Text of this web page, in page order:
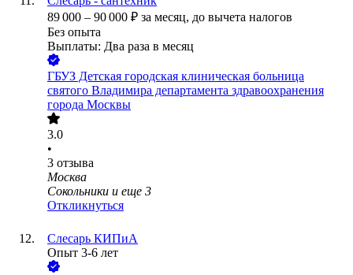
89 000 – 90 000 ₽ за месяц, до вычета налогов
Без опыта
Выплаты: Два раза в месяц
ГБУЗ Детская городская клиническая больница
святого Владимира департамента здравоохранения
города Москвы
3.0
•
3 отзыва
Москва
Сокольники и еще 3
Откликнуться
Слесарь КИПиА
Опыт 3-6 лет